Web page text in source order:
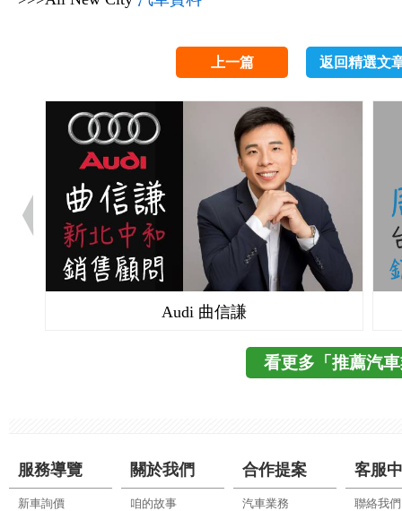
上一篇 返回精選文
Audi 曲信謙
看更多「推薦汽
服務導覽
新車詢價
關於我們
咱的故事
合作提案
汽車業務
客服
聯絡我們